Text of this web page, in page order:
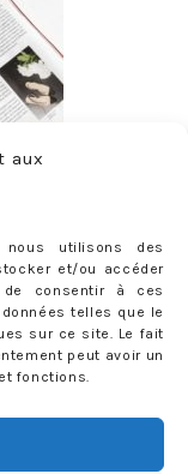
aux
nous utilisons des
et/ou accéder
consentir à ces
telles que le
sur ce site. Le fait
peut avoir un
fonctions.